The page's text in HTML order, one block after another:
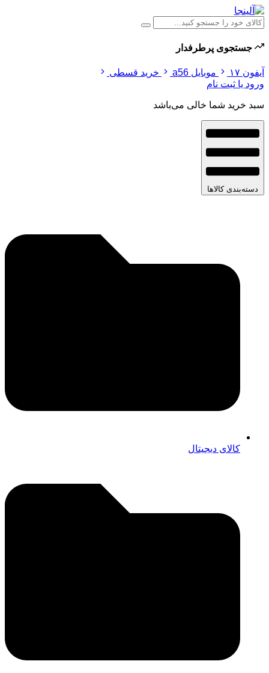
جستجوی پرطرفدار
آیفون ۱۷ موبایل a56
خرید قسطی
ورود یا ثبت نام
سبد خرید شما خالی می‌باشد
دسته‌بندی کالاها
کالای دیجیتال